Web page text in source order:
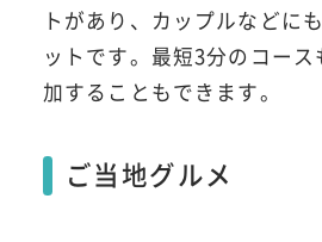
トがあり、カップルなどに
ットです。最短3分のコー
加することもできます。
ご当地グルメ